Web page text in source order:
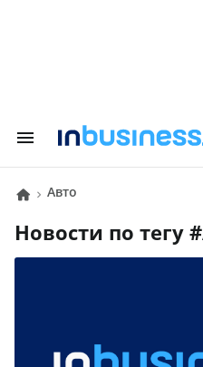
Авто
Новости по тегу #